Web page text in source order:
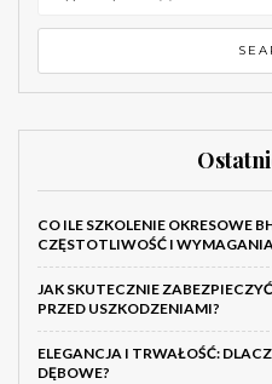
CO ILE SZKOLENIE OKRESOWE
CZĘSTOTLIWOŚĆ I
JAK SKUTECZNIE
PRZED USZKODZENIAMI?
ELEGANCJA I TRWAŁOŚĆ:
DĘBOWE?